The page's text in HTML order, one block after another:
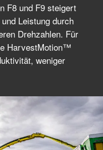
F8 und F9 steigert
Leistung durch
Drehzahlen. Für
HarvestMotion™
weniger